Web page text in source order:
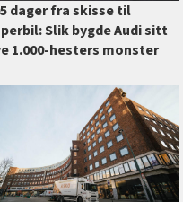
dager fra skisse til
Slik bygde Audi sitt
1.000-hesters monster